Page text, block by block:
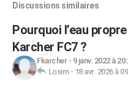
Discussions similaires
Pourquoi l’eau
Karcher FC7 ?
Fkarcher- 9 janv. 2022 à
Losim- 18 avr. 2026 à